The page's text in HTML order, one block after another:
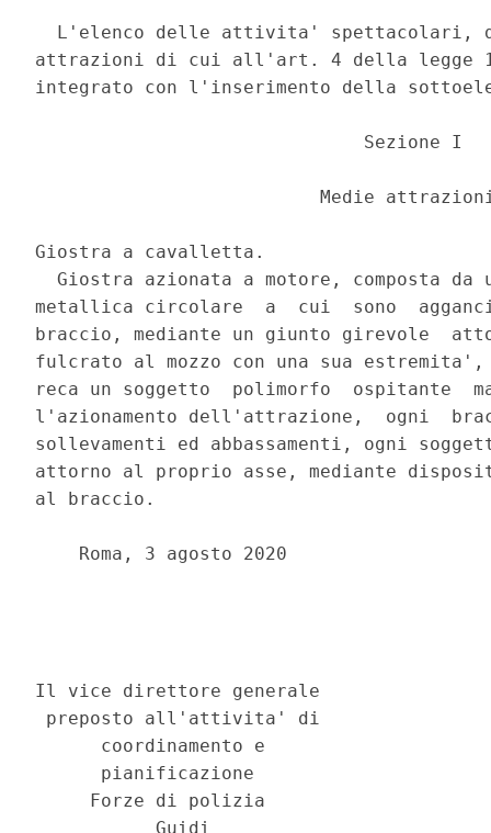
L'elenco delle attivita' spettacolari,
attrazioni di cui all'art. 4 della legge
integrato con l'inserimento della
                              Sezione I
Medie
Giostra a cavalletta.
Giostra azionata a motore, composta da
metallica circolare  a  cui  sono
braccio, mediante un giunto girevole
fulcrato al mozzo con una sua
reca un soggetto  polimorfo  ospitante
l'azionamento dell'attrazione,  ogni
sollevamenti ed abbassamenti, ogni
attorno al proprio asse, mediante
al braccio.
    Roma, 3 agosto 2020
Il vice direttore generale
preposto all'attivita' di
      coordinamento e
      pianificazione
     Forze di polizia